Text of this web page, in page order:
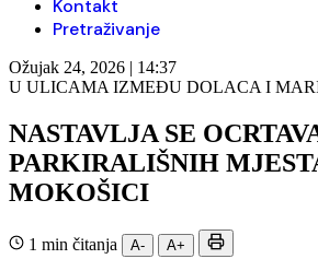
Kontakt
Pretraživanje
Ožujak 24, 2026 | 14:37
U ULICAMA IZMEĐU DOLACA I
NASTAVLJA SE
PARKIRALIŠNIH
MOKOŠICI
1 min čitanja A- A+